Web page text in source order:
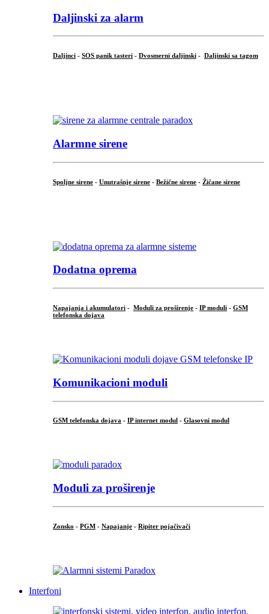
Daljinski za alarm
Daljinci - SOS panik tasteri - Dvosmerni daljinski - Daljinski sa tagom
Alarmne sirene
Spoljne sirene - Unutrašnje sirene - Bežične sirene - Žičane sirene
Dodatna oprema
Napajanja i akumulatori - Moduli za proširenje - IP moduli - GSM
telefonska dojava
Komunikacioni moduli
GSM telefonska dojava - IP internet modul - Glasovni modul
Moduli za proširenje
Zonsko - PGM - Napajanje - Ripiter pojačivači
Interfoni